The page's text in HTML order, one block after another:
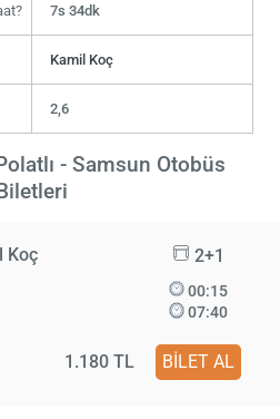
7s 34dk
Kamil Koç
2,6
- Samsun Otobüs
Koç 2+1
00:15
07:40
1.180 TL BİLET AL